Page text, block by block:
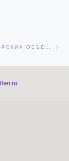
ПРАКТИКУМ ДЛЯ РУКОВОДИТЕЛЕЙ ВОЛОНТЁРСКИХ ОБЪЕДИНЕНИЙ